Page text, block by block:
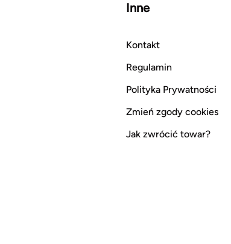
Inne
Kontakt
Regulamin
Polityka Prywatności
Zmień zgody cookies
Jak zwrócić towar?